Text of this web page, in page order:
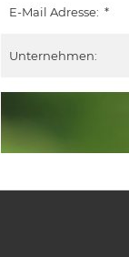
E-Mail Adresse: *
Unternehmen: